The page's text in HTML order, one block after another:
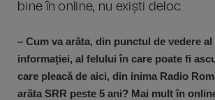
bine în online, nu exiști deloc.
– Cum va arăta, din punctul de vedere
informației, al felului în care poate fi
care pleacă de aici, din inima Radio
arăta SRR peste 5 ani? Mai mult în